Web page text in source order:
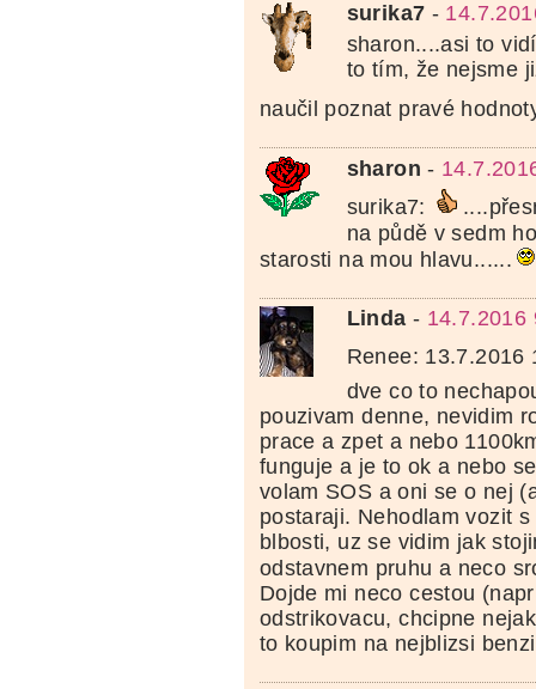
surika7 -
sharon....asi to
to tím, že nejsme
naučil poznat pravé
sharon -
surika7:
na půdě v sedm
starosti na mou hlavu......
Linda - 14.7.2016
Renee: 13.7.2016
dve co to
pouzivam denne, nevidim
prace a zpet a nebo
funguje a je to ok a nebo
volam SOS a oni se o nej
postaraji. Nehodlam vozit
blbosti, uz se vidim jak
odstavnem pruhu a neco
Dojde mi neco cestou
odstrikovacu, chcipne
to koupim na nejblizsi